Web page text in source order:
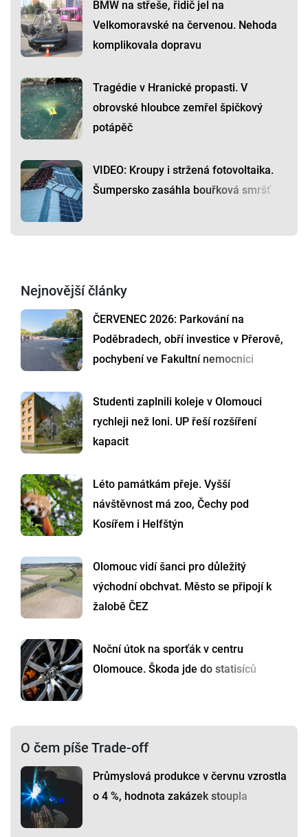
BMW na střeše, řidič jel na
Velkomoravské na červenou. Nehoda
komplikovala dopravu
Tragédie v Hranické propasti. V
obrovské hloubce zemřel špičkový
potápěč
VIDEO: Kroupy i stržená fotovoltaika.
Šumpersko zasáhla bouřková smršť
Nejnovější články
ČERVENEC 2026: Parkování na
Poděbradech, obří investice v Přerově,
pochybení ve Fakultní nemocnici
Studenti zaplnili koleje v Olomouci
rychleji než loni. UP řeší rozšíření
kapacit
Léto památkám přeje. Vyšší
návštěvnost má zoo, Čechy pod
Kosířem i Helfštýn
Olomouc vidí šanci pro důležitý
východní obchvat. Město se připojí k
žalobě ČEZ
Noční útok na sporťák v centru
Olomouce. Škoda jde do statisíců
O čem píše Trade-off
Průmyslová produkce v červnu vzrostla
o 4 %, hodnota zakázek stoupla